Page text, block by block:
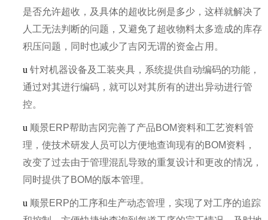
是否允许超收，及具体的超收比例是多少，这样就解决了
人工无法判断的问题，又避免了超收物料太多造成的库存
积压问题，同时也减少了吉冈无谓的资金占用。
u 针对机器设备及工装夹具，系统提供自动编码的功能，
通过对其进行编码，就可以对其所有的进出异动进行管
控。
u 顺景ERP帮助吉冈完善了产品BOM资料和工艺资料管
理，使技术研发人员可以方便地查询现有的BOM资料，
改变了过去由于管理混乱导致的重复设计和更改的情况，
同时提供了BOM的版本管理。
u 顺景ERP的工序和生产动态管理，实现了对工序的追踪